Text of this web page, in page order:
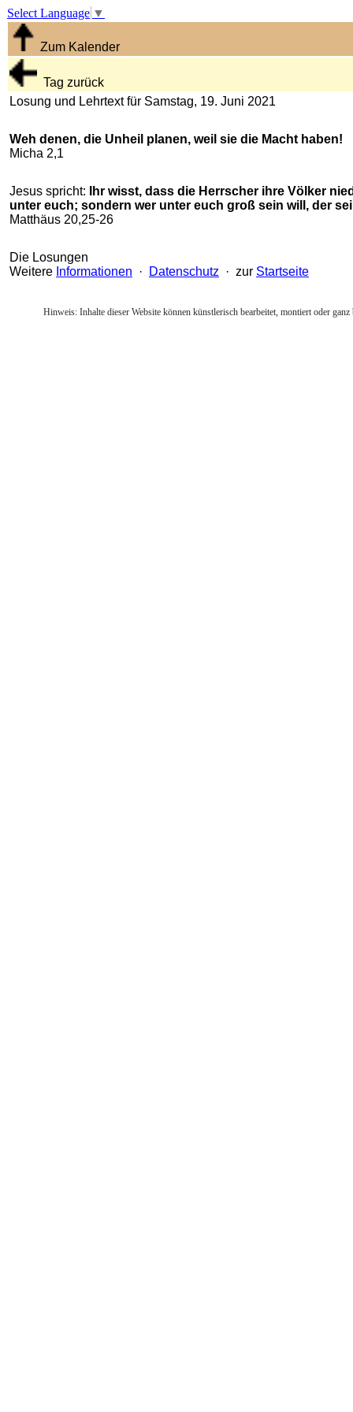
Select Language ▼
Zum Kalender
Tag zurück
Losung und Lehrtext für Samstag, 19. Juni 2021
Weh denen, die Unheil planen, weil sie die Macht haben!
Micha 2,1
Jesus spricht: Ihr wisst, dass die Herrscher ihre Völker
unter euch; sondern wer unter euch groß sein will, der
Matthäus 20,25-26
Die Losungen
Weitere Informationen · Datenschutz · zur Startseite
Hinweis: Inhalte dieser Website können künstlerisch bearbeitet, montiert oder